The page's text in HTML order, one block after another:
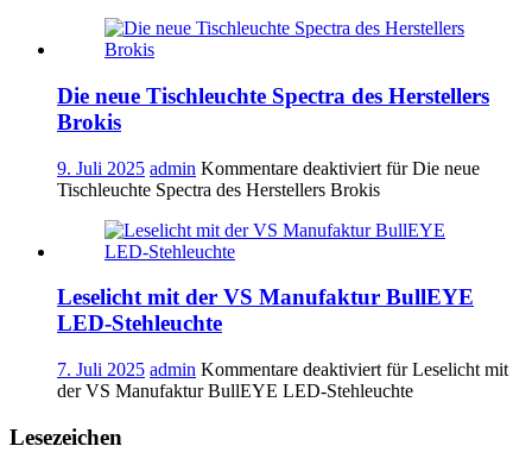
Die neue Tischleuchte Spectra des Herstellers
Brokis
9. Juli 2025 admin Kommentare deaktiviert für Die neue
Tischleuchte Spectra des Herstellers Brokis
Leselicht mit der VS Manufaktur BullEYE
LED-Stehleuchte
7. Juli 2025 admin Kommentare deaktiviert für Leselicht mit
der VS Manufaktur BullEYE LED-Stehleuchte
Lesezeichen